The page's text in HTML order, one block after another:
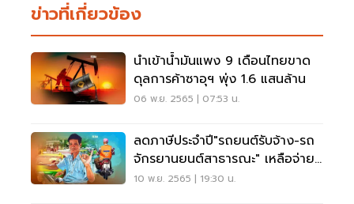
ข่าวที่เกี่ยวข้อง
นำเข้าน้ำมันแพง 9 เดือนไทยขาด
ดุลการค้าซาอุฯ พุ่ง 1.6 แสนล้าน
06 พ.ย. 2565 | 07:53 น.
ลดภาษีประจำปี"รถยนต์รับจ้าง-รถ
จักรยานยนต์สาธารณะ" เหลือจ่าย
เท่าไหร่
10 พ.ย. 2565 | 19:30 น.